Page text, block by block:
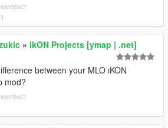
» ikON Projects [ymap | .net]
between your MLO ıKON
mod?